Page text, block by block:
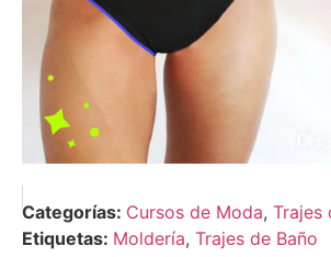
Categorías: Cursos de Moda, Trajes
Etiquetas: Moldería, Trajes de Baño